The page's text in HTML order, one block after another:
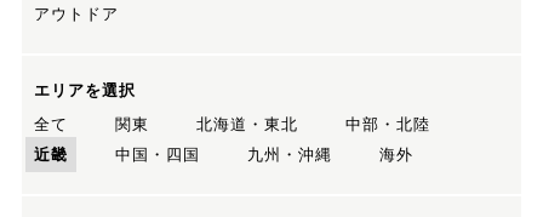
アウトドア
エリアを選択
全て
関東 北海道・東北
中部・北陸
近畿
中国・四国 九州・沖縄 海外